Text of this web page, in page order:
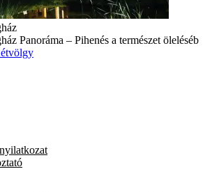
Panoráma – Pihenés a természet öleléséb